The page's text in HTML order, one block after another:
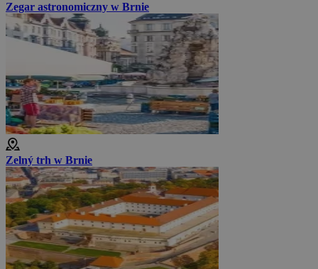
Zegar astronomiczny w Brnie
Zelný trh w Brnie